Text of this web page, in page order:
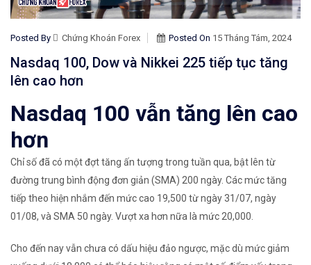
Posted By Chứng Khoán Forex Posted On 15 Tháng Tám, 2024
Nasdaq 100, Dow và Nikkei 225 tiếp tục tăng
lên cao hơn
Nasdaq 100 vẫn tăng lên cao
hơn
​Chỉ số đã có một đợt tăng ấn tượng trong tuần qua, bật lên từ
đường trung bình động đơn giản (SMA) 200 ngày.​ Các mức tăng
tiếp theo hiện nhắm đến mức cao 19,500 từ ngày 31/07, ngày
01/08, và SMA 50 ngày. Vượt xa hơn nữa là mức 20,000.
Cho đến nay vẫn chưa có dấu hiệu đảo ngược, mặc dù mức giảm